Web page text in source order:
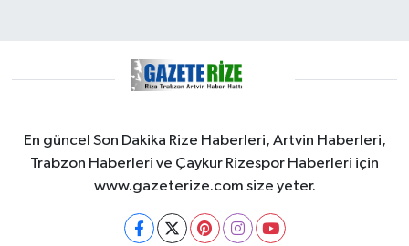
En güncel Son Dakika Rize Haberleri, Artvin Haberleri,
Trabzon Haberleri ve Çaykur Rizespor Haberleri için
www.gazeterize.com size yeter.